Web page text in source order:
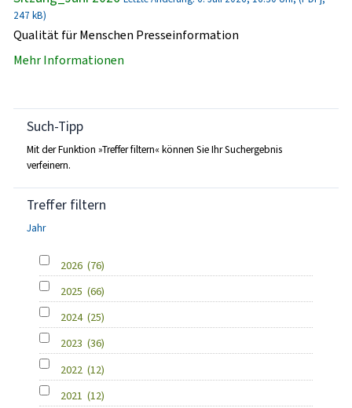
247 kB)
Qualität für Menschen Presseinformation
Mehr Informationen
Such-Tipp
Mit der Funktion »Treffer filtern« können Sie Ihr Suchergebnis
verfeinern.
Treffer filtern
Jahr
2026 (76)
2025 (66)
2024 (25)
2023 (36)
2022 (12)
2021 (12)